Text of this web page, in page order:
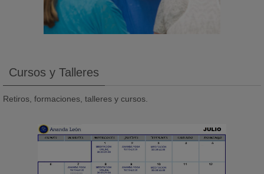
Cursos y Talleres
Retiros, formaciones, talleres y cursos.